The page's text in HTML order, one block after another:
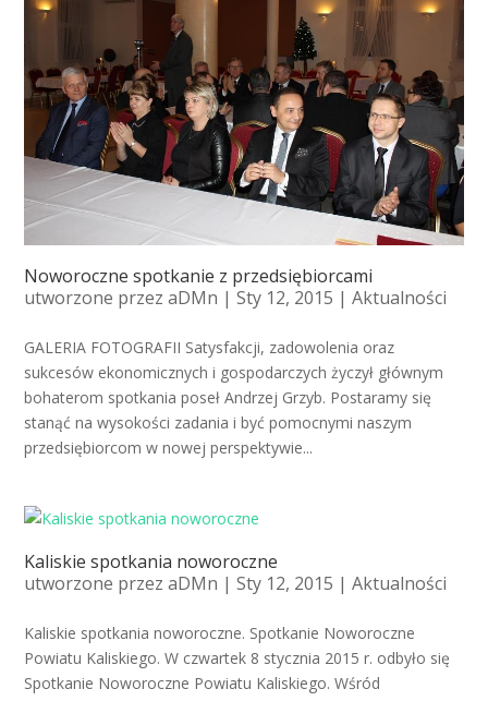
Noworoczne spotkanie z przedsiębiorcami
utworzone przezaDMn | Sty 12, 2015 |Aktualności
GALERIA FOTOGRAFII Satysfakcji, zadowolenia oraz
sukcesów ekonomicznych i gospodarczych życzył głównym
bohaterom spotkania poseł Andrzej Grzyb. Postaramy się
stanąć na wysokości zadania i być pomocnymi naszym
przedsiębiorcom w nowej perspektywie...
Kaliskie spotkania noworoczne
utworzone przezaDMn | Sty 12, 2015 |Aktualności
Kaliskie spotkania noworoczne. Spotkanie Noworoczne
Powiatu Kaliskiego. W czwartek 8 stycznia 2015 r. odbyło się
Spotkanie Noworoczne Powiatu Kaliskiego. Wśród